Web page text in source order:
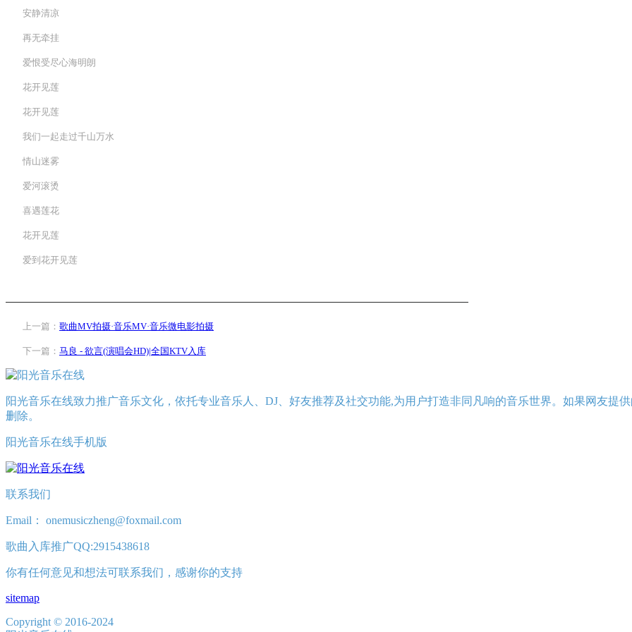
安静清凉
再无牵挂
爱恨受尽心海明朗
花开见莲
花开见莲
我们一起走过千山万水
情山迷雾
爱河滚烫
喜遇莲花
花开见莲
爱到花开见莲
上一篇： 歌曲MV拍摄·音乐MV·音乐微电影拍摄
下一篇： 马良 - 欲言(演唱会HD)|全国KTV入库
阳光音乐在线致力推广音乐文化，依托专业音乐人、DJ、好友推荐及社交功能,为用户打造非同凡响的音乐世界。如果网友提
删除。
阳光音乐在线手机版
联系我们
Email： onemusiczheng@foxmail.com
歌曲入库推广QQ:2915438618
你有任何意见和想法可联系我们，感谢你的支持
sitemap
Copyright © 2016-2024